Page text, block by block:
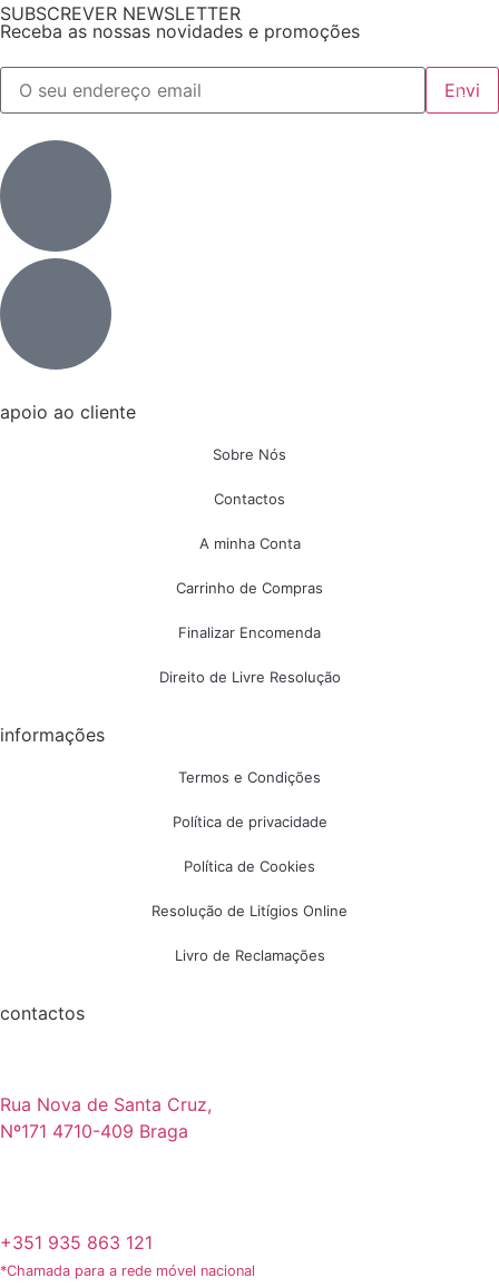
SUBSCREVER NEWSLETTER
Receba as nossas novidades e promoções
apoio ao cliente
Sobre Nós
Contactos
A minha Conta
Carrinho de Compras
Finalizar Encomenda
Direito de Livre Resolução
informações
Termos e Condições
Política de privacidade
Política de Cookies
Resolução de Litígios Online
Livro de Reclamações
contactos
Rua Nova de Santa Cruz,
Nº171 4710-409 Braga
+351 935 863 121
*Chamada para a rede móvel nacional